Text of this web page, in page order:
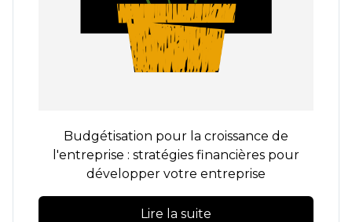
Budgétisation pour la croissance de
l'entreprise : stratégies financières pour
développer votre entreprise
Lire la suite